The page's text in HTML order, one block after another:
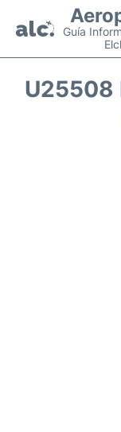
Guía
Vuelos +
U25508